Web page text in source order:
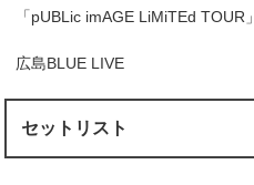
「pUBLic imAGE LiMiTEd TOUR」
広島BLUE LIVE
セットリスト